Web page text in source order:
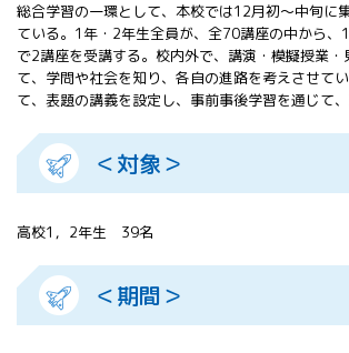
分科会 年次
会合
APRSAFポス
ターコンテ
スト
APRSAF教員
ISEB学生派
総合学習の一環として、本校では12月初～中旬に
ている。1年・2年生全員が、全70講座の中から、
で2講座を受講する。校内外で、講演・模擬授業・
て、学問や社会を知り、各自の進路を考えさせて
て、表題の講義を設定し、事前事後学習を通じて、
＜対象＞
高校1，2年生 39名
＜期間＞